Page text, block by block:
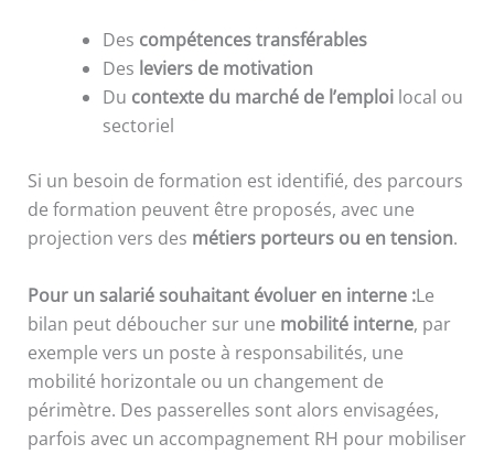
Des compétences transférables
Des leviers de motivation
Du contexte du marché de l’emploi local ou
sectoriel
Si un besoin de formation est identifié, des parcours
de formation peuvent être proposés, avec une
projection vers des métiers porteurs ou en tension.
Pour un salarié souhaitant évoluer en interne :Le
bilan peut déboucher sur une mobilité interne, par
exemple vers un poste à responsabilités, une
mobilité horizontale ou un changement de
périmètre. Des passerelles sont alors envisagées,
parfois avec un accompagnement RH pour mobiliser